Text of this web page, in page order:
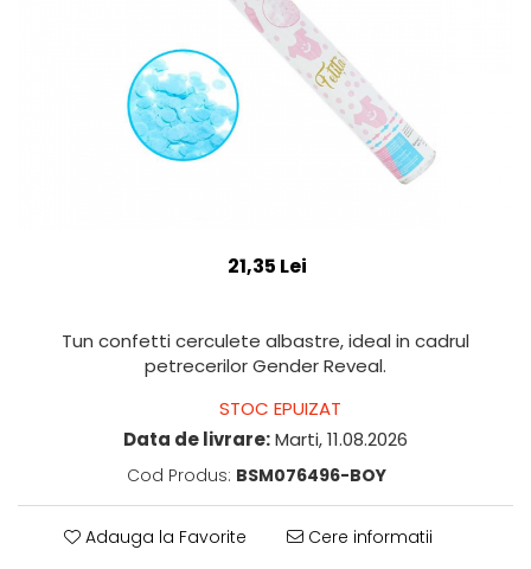
21,35 Lei
Tun confetti cerculete albastre, ideal in cadrul
petrecerilor Gender Reveal.
STOC EPUIZAT
Data de livrare:Marti, 11.08.2026
Cod Produs: BSM076496-BOY
Adauga la Favorite Cere informatii